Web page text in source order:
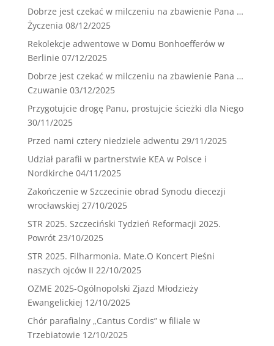
Dobrze jest czekać w milczeniu na zbawienie Pana …
Życzenia 08/12/2025
Rekolekcje adwentowe w Domu Bonhoefferów w
Berlinie 07/12/2025
Dobrze jest czekać w milczeniu na zbawienie Pana …
Czuwanie 03/12/2025
Przygotujcie drogę Panu, prostujcie ścieżki dla Niego
30/11/2025
Przed nami cztery niedziele adwentu 29/11/2025
Udział parafii w partnerstwie KEA w Polsce i
Nordkirche 04/11/2025
Zakończenie w Szczecinie obrad Synodu diecezji
wrocławskiej 27/10/2025
STR 2025. Szczeciński Tydzień Reformacji 2025.
Powrót 23/10/2025
STR 2025. Filharmonia. Mate.O Koncert Pieśni
naszych ojców II 22/10/2025
OZME 2025-Ogólnopolski Zjazd Młodzieży
Ewangelickiej 12/10/2025
Chór parafialny „Cantus Cordis” w filiale w
Trzebiatowie 12/10/2025